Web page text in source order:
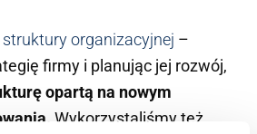
organizacyjnej –
firmy i planując jej rozwój,
opartą na nowym
Wykorzystaliśmy też